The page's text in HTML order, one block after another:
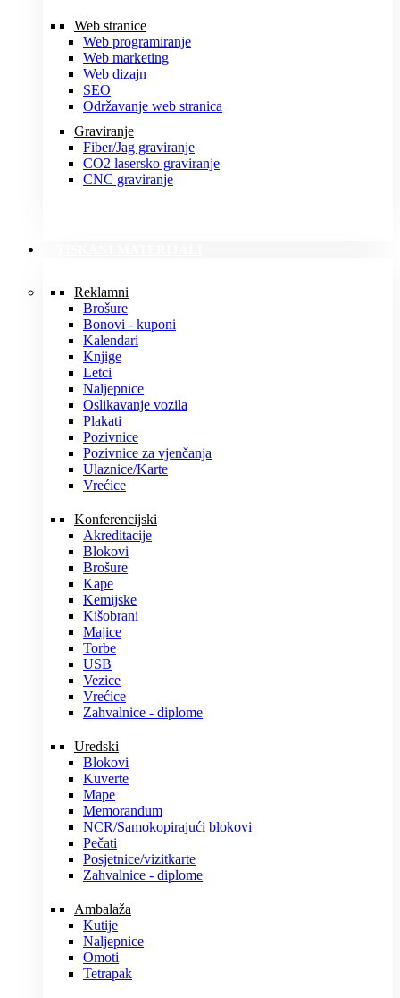
Web stranice
Web programiranje
Web marketing
Web dizajn
SEO
Održavanje web stranica
Graviranje
Fiber/Jag graviranje
CO2 lasersko graviranje
CNC graviranje
Reklamni
Brošure
Bonovi - kuponi
Kalendari
Knjige
Letci
Naljepnice
Oslikavanje vozila
Plakati
Pozivnice
Pozivnice za vjenčanja
Ulaznice/Karte
Vrećice
Konferencijski
Akreditacije
Blokovi
Brošure
Kape
Kemijske
Kišobrani
Majice
Torbe
USB
Vezice
Vrećice
Zahvalnice - diplome
Uredski
Blokovi
Kuverte
Mape
Memorandum
NCR/Samokopirajući blokovi
Pečati
Posjetnice/vizitkarte
Zahvalnice - diplome
Ambalaža
Kutije
Naljepnice
Omoti
Tetrapak